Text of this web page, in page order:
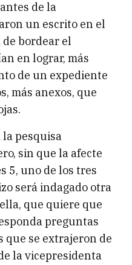
de la
un escrito en el
bordear el
en lograr, más
de un expediente
más anexos, que
la pesquisa
sin que la afecte
5, uno de los tres
será indagado otra
que quiere que
preguntas
que se extrajeron de
la vicepresidenta